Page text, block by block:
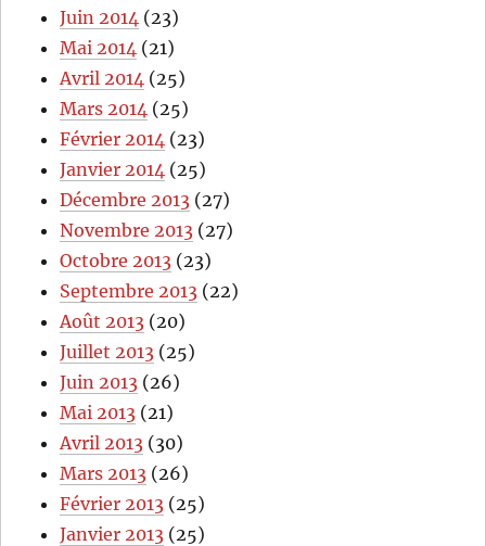
Juin 2014 (23)
Mai 2014 (21)
Avril 2014 (25)
Mars 2014 (25)
Février 2014 (23)
Janvier 2014 (25)
Décembre 2013 (27)
Novembre 2013 (27)
Octobre 2013 (23)
Septembre 2013 (22)
Août 2013 (20)
Juillet 2013 (25)
Juin 2013 (26)
Mai 2013 (21)
Avril 2013 (30)
Mars 2013 (26)
Février 2013 (25)
Janvier 2013 (25)